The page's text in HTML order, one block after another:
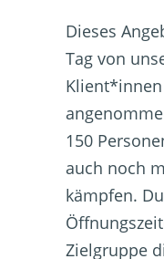
Dieses
Tag von
150
auch noch
kämpfen.
Zielgruppe